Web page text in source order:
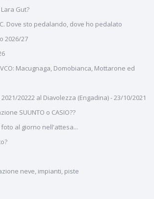
Gut?
Dove sto pedalando, dove ho pedalato
2026/27
Macugnaga, Domobianca, Mottarone ed
20222 al Diavolezza (Engadina) - 23/10/2021
SUUNTO o CASIO??
al giorno nell'attesa...
neve, impianti, piste